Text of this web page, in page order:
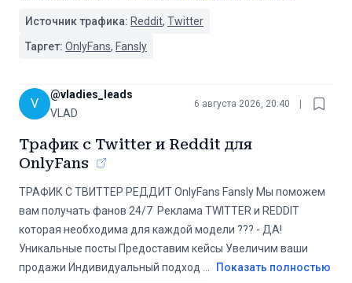
Источник трафика: Reddit, Twitter
Таргет: OnlyFans, Fansly
V
@vladies_leads
VLAD
6 августа 2026, 20:40
Трафик с Twitter и Reddit для
OnlyFans
ТРАФИК С ТВИТТЕР РЕДДИТ OnlyFans Fansly Мы поможем
вам получать фанов 24/7 ️ Реклама TWITTER и REDDIT
которая необходима для каждой модели ‍️??? - ДА!
Уникальные посты Предоставим кейсы Увеличим ваши
продажи Индивидуальный подход
Показать полностью